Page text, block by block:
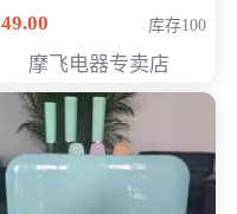
元
库存100
摩飞电器专卖店